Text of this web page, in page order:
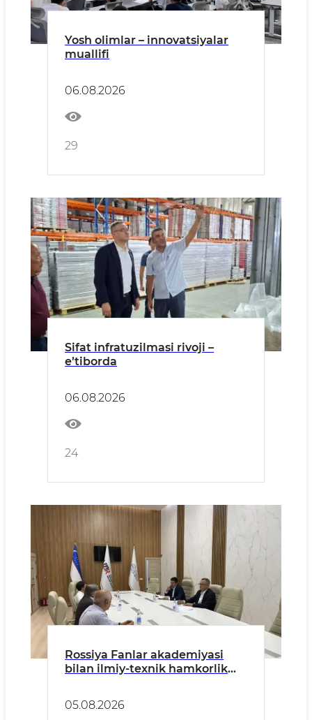
Yosh olimlar – innovatsiyalar
muallifi
06.08.2026
29
Sifat infratuzilmasi rivoji –
e’tiborda
06.08.2026
24
Rossiya Fanlar akademiyasi
bilan ilmiy-texnik hamkorlik
05.08.2026